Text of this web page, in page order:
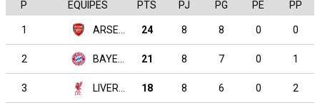
P EQUIPES PTS PJ PG PE PP
1 24 8 8 0 0
2 21 8 7 0 1
3 18 8 6 0 2